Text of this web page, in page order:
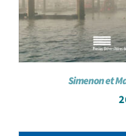
Simenon et